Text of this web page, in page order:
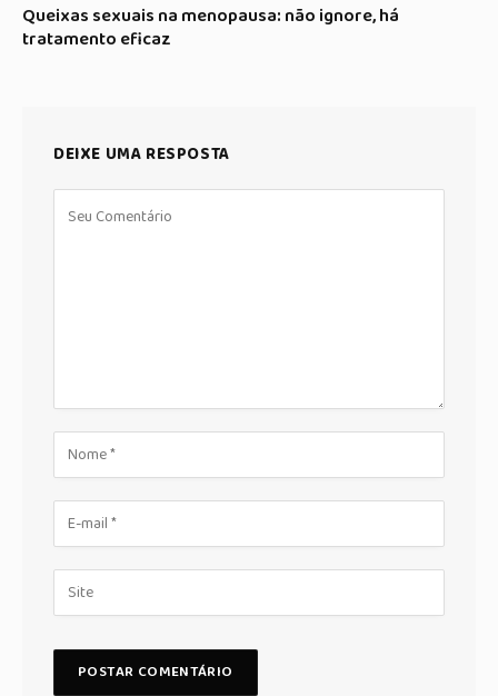
Queixas sexuais na menopausa: não ignore, há
tratamento eficaz
DEIXE UMA RESPOSTA